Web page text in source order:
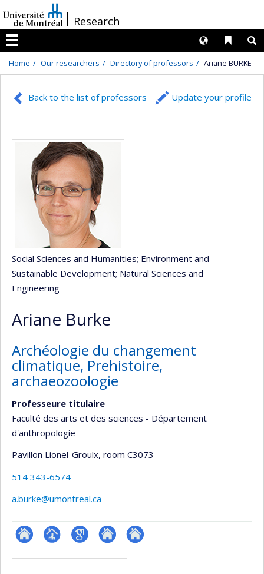
au
contenu
/Research
Menu
Liens
Langues
Home Our researchers Directory of professors Ariane BURKE
Back to the list of professors Update your profile
Social Sciences and Humanities; Environment and
Sustainable Development; Natural Sciences and
Engineering
Ariane Burke
Archéologie du changement
climatique, Prehistoire,
archaeozoologie
Professeure titulaire
Faculté des arts et des sciences - Département
d'anthropologie
Pavillon Lionel-Groulx, room C3073
514 343-6574
a.burke@umontreal.ca
ResearchGate
Page GoogleAutre Autre
Media